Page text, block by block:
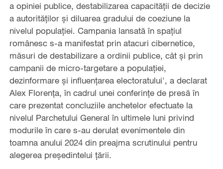
a opiniei publice, destabilizarea capacității de decizie
a autorităților și diluarea gradului de coeziune la
nivelul populației. Campania lansată în spațiul
românesc s-a manifestat prin atacuri cibernetice,
măsuri de destabilizare a ordinii publice, cât și prin
campanii de micro-targetare a populației,
dezinformare și influențarea electoratului', a declarat
Alex Florența, în cadrul unei conferințe de presă în
care prezentat concluziile anchetelor efectuate la
nivelul Parchetului General în ultimele luni privind
modurile în care s-au derulat evenimentele din
toamna anului 2024 din preajma scrutinului pentru
alegerea președintelui țării.